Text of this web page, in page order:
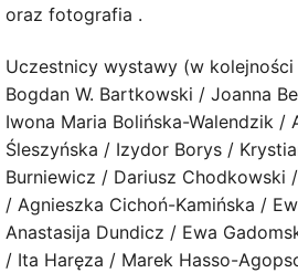
oraz fotografia .
Uczestnicy wystawy (w
Bogdan W. Bartkowski / Joanna
Iwona Maria Bolińska-Walendzik /
Śleszyńska / Izydor Borys /
Burniewicz / Dariusz Chodkowski
/ Agnieszka Cichoń-Kamińska /
Anastasija Dundicz / Ewa
/ Ita Haręza / Marek Hasso-